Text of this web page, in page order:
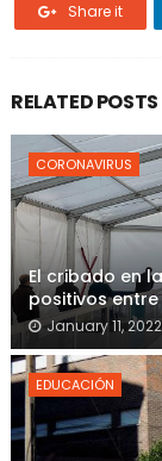
Share it
RELATED POSTS
CORONAVIRUS
El cribado en
positivos
January 11, 2022
EDUCACIÓN